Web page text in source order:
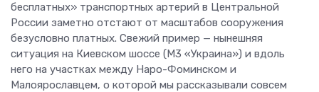
бесплатных» транспортных артерий в Центральной
России заметно отстают от масштабов сооружения
безусловно платных. Свежий пример — нынешняя
ситуация на Киевском шоссе (М3 «Украина») и вдоль
него на участках между Наро-Фоминском и
Малоярославцем, о которой мы рассказывали совсем